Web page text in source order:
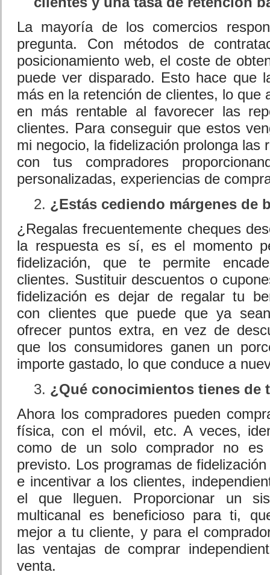
La mayoría de los comercios
pregunta. Con métodos de
posicionamiento web, el coste de
puede ver disparado. Esto hace que
más en la retención de clientes, lo que
en más rentable al favorecer las
clientes. Para conseguir que estos
mi negocio, la fidelización prolonga las
con tus compradores
personalizadas, experiencias de
¿Estás cediendo márgenes de
¿Regalas frecuentemente cheques
la respuesta es sí, es el momento
fidelización, que te permite
clientes. Sustituir descuentos o
fidelización es dejar de regalar tu
con clientes que puede que ya
ofrecer puntos extra, en vez de
que los consumidores ganen un
importe gastado, lo que conduce a
¿Qué conocimientos tienes de
Ahora los compradores pueden
física, con el móvil, etc. A veces,
como de un solo comprador no
previsto. Los programas de
e incentivar a los clientes,
el que lleguen. Proporcionar un
multicanal es beneficioso para ti,
mejor a tu cliente, y para el
las ventajas de comprar
venta.